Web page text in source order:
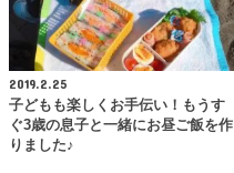
2019.2.25
子どもも楽しくお手伝い！もうす
ぐ3歳の息子と一緒にお昼ご飯を作
りました♪